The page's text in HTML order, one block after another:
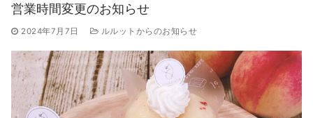
営業時間変更のお知らせ
2024年7月7日 ルルットからのお知らせ